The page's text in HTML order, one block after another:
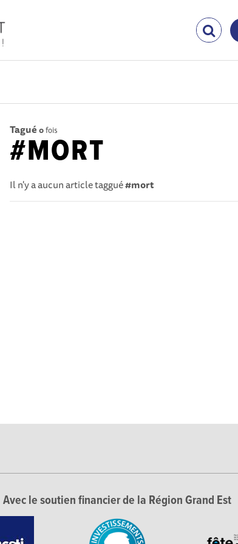
Tagué 0fois
#MORT
Il n'y a aucun article taggué#mort
Avec le soutien financier de la Région Grand Est